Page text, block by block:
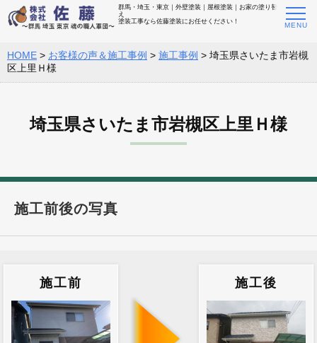
群馬・埼玉・東京｜外壁塗装｜屋根塗装｜お家の塗り替
え
塗装工事なら佐藤塗装にお任せください！
HOME > お客様の声＆施工事例 > 施工事例 > 埼玉県さいたま市岩槻
区上里Ｈ様
埼玉県さいたま市岩槻区上里Ｈ様
施工前後の写真
施工前 施工後